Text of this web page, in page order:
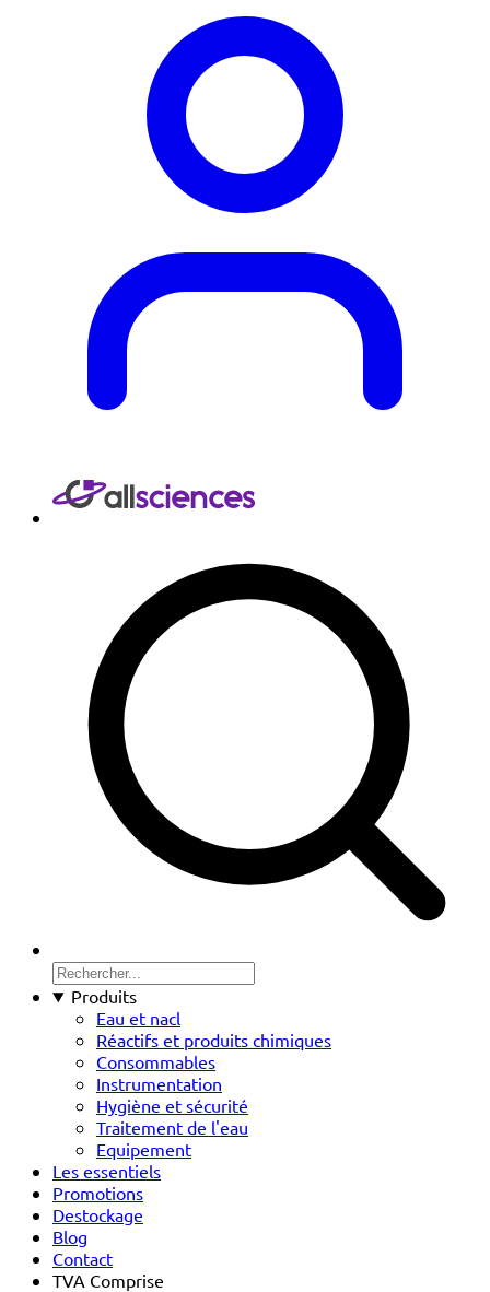
Produits
Eau et nacl
Réactifs et produits chimiques
Consommables
Instrumentation
Hygiène et sécurité
Traitement de l'eau
Equipement
Les essentiels
Promotions
Destockage
Blog
Contact
TVA Comprise